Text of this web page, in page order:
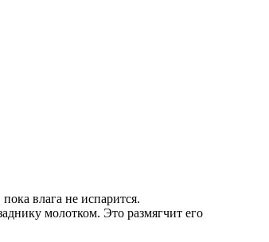
влага не испарится.
молотком. Это размягчит его